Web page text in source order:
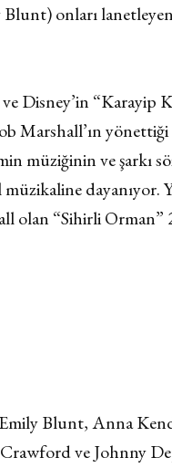
Blunt) onları
Disney’in “Karayip
Marshall’ın
müziğinin ve şarkı
dayanıyor.
“Sihirli Orman”
Blunt, Anna
ve Johnny